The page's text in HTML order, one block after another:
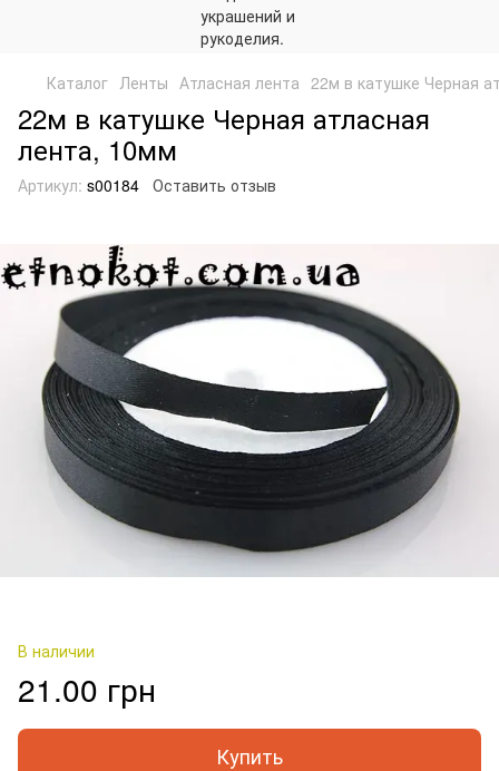
Каталог Ленты Атласная лента 22м в катушке Черная
22м в катушке Черная атласная
лента, 10мм
Артикул: s00184 Оставить отзыв
В наличии
21.00 грн
Купить